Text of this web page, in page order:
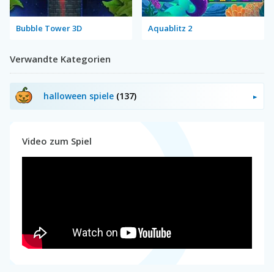
Bubble Tower 3D Aquablitz 2
Verwandte Kategorien
halloween spiele (137)
Video zum Spiel